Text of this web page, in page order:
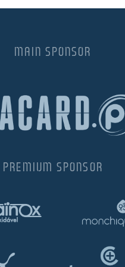
MAIN SPONSOR
PREMIUM SPONSOR